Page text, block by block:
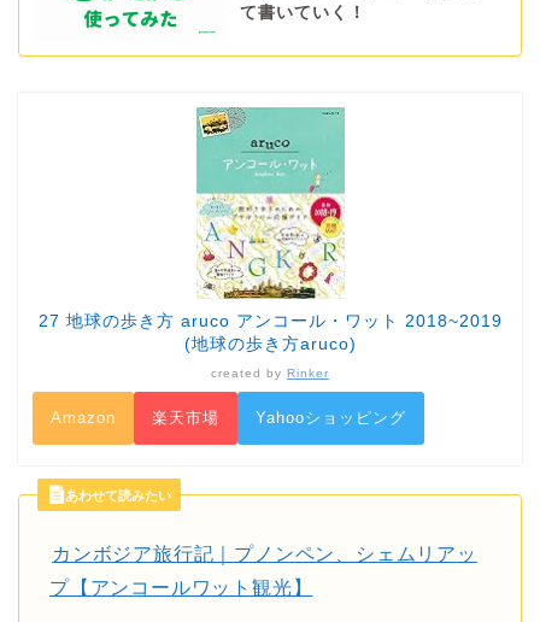
て書いていく！
27 地球の歩き方 aruco アンコール・ワット 2018~2019
(地球の歩き方aruco)
created by Rinker
Amazon 楽天市場 Yahooショッピング
あわせて読みたい
カンボジア旅行記｜プノンペン、シェムリアッ
プ【アンコールワット観光】